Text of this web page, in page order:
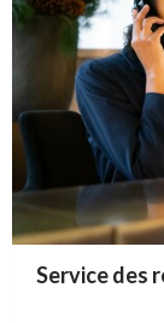
Service des